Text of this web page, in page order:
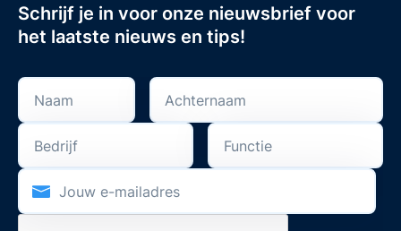
Schrijf je in voor onze nieuwsbrief voor
het laatste nieuws en tips!